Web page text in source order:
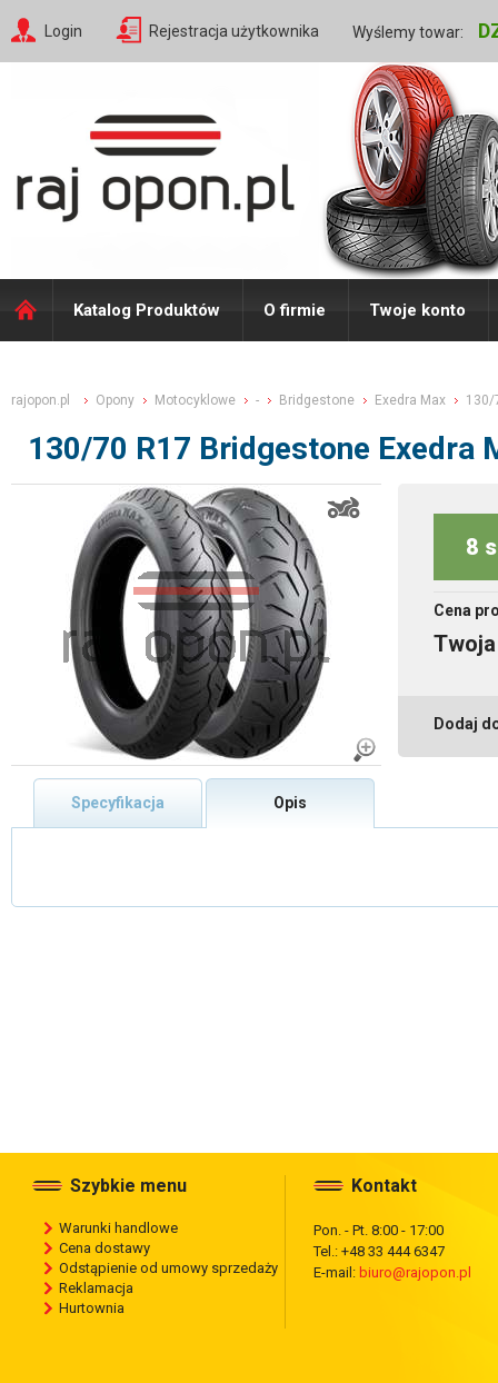
Login Rejestracja użytkownika Wyślemy towar:
Katalog Produktów O firmie Twoje konto
rajopon.pl Opony Motocyklowe - Bridgestone Exedra Max 130/
130/70 R17 Bridgestone Exedra
8
Cena
Dodaj
Specyfikacja Opis
Szybkie menu
Warunki handlowe
Cena dostawy
Odstąpienie od umowy sprzedaży
Reklamacja
Hurtownia
Kontakt
Pon. - Pt. 8:00 - 17:00
Tel.: +48 33 444 6347
E-mail: biuro@rajopon.pl